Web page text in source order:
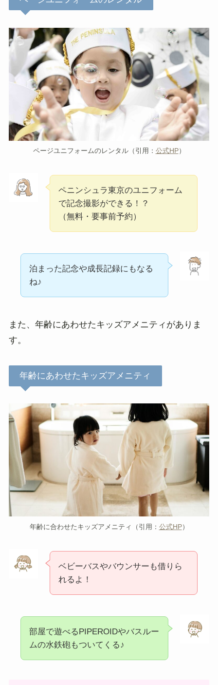
ページユニフォームのレンタル（引用： 公式HP）
ペニンシュラ東京のユニフォーム
で記念撮影ができる！？
（無料・要事前予約）
泊まった記念や成長記録にもなる
ね♪
また、年齢にあわせたキッズアメニティがありま
す。
年齢にあわせたキッズアメニティ
年齢に合わせたキッズアメニティ（引用： 公式HP）
ベビーバスやバウンサーも借りら
れるよ！
部屋で遊べるPIPEROIDやバスルー
ムの水鉄砲もついてくる♪